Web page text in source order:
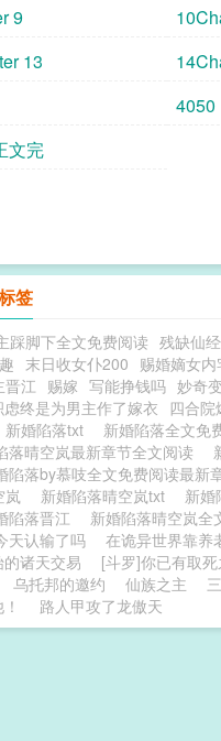
9
13
4050
文完
签
踩脚下全文免费阅读 残缺仙经
末日收女仆200 赐婚嫡女内
晋江 赐嫁 写能挣钱吗 妙奇
终是为男主作了嫁衣
四合院
新婚陷落txt 新婚陷落全文免
落晴空岚最新章节全文阅读
陷落by慕吱全文免费阅读最新
岚
新婚陷落晴空岚txt 新婚
陷落晋江 新婚陷落晴空岚全
天认输了吗 在诡异世界靠养
诸天交易
[斗罗]你已有取
乌托邦的邀约 仙族之主
路人甲攻了龙傲天